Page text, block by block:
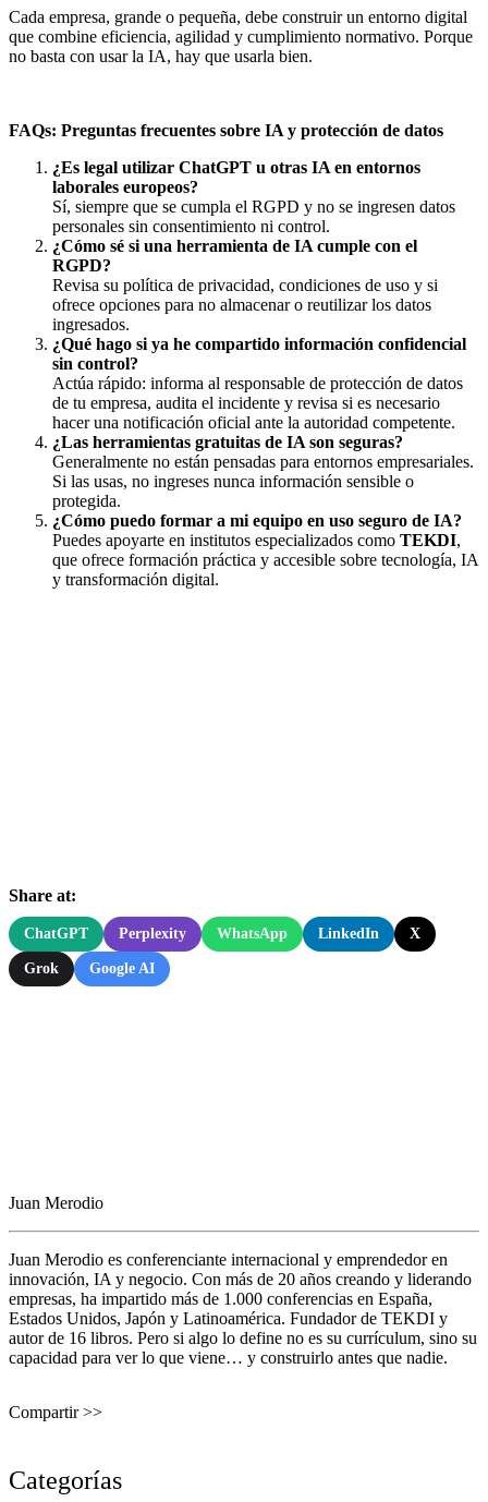
Cada empresa, grande o pequeña, debe construir un entorno digital
que combine eficiencia, agilidad y cumplimiento normativo. Porque
no basta con usar la IA, hay que usarla bien.
FAQs: Preguntas frecuentes sobre IA y protección de datos
¿Es legal utilizar ChatGPT u otras IA en entornos
laborales europeos?
Sí, siempre que se cumpla el RGPD y no se ingresen datos
personales sin consentimiento ni control.
¿Cómo sé si una herramienta de IA cumple con el
RGPD?
Revisa su política de privacidad, condiciones de uso y si
ofrece opciones para no almacenar o reutilizar los datos
ingresados.
¿Qué hago si ya he compartido información confidencial
sin control?
Actúa rápido: informa al responsable de protección de datos
de tu empresa, audita el incidente y revisa si es necesario
hacer una notificación oficial ante la autoridad competente.
¿Las herramientas gratuitas de IA son seguras?
Generalmente no están pensadas para entornos empresariales.
Si las usas, no ingreses nunca información sensible o
protegida.
¿Cómo puedo formar a mi equipo en uso seguro de IA?
Puedes apoyarte en institutos especializados como TEKDI,
que ofrece formación práctica y accesible sobre tecnología, IA
y transformación digital.
Share at:
ChatGPT Perplexity WhatsApp LinkedIn X
Grok Google AI
Juan Merodio
Juan Merodio es conferenciante internacional y emprendedor en
innovación, IA y negocio. Con más de 20 años creando y liderando
empresas, ha impartido más de 1.000 conferencias en España,
Estados Unidos, Japón y Latinoamérica. Fundador de TEKDI y
autor de 16 libros. Pero si algo lo define no es su currículum, sino su
capacidad para ver lo que viene… y construirlo antes que nadie.
Compartir >>
Categorías